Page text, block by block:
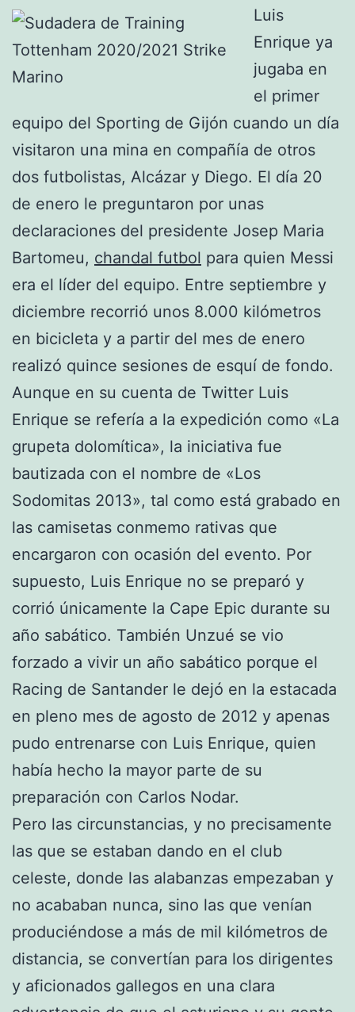
Luis
Enrique ya
jugaba en
el primer
equipo del Sporting de Gijón cuando un día
visitaron una mina en compañía de otros
dos futbolistas, Alcázar y Diego. El día 20
de enero le preguntaron por unas
declaraciones del presidente Josep Maria
Bartomeu, chandal futbol para quien Messi
era el líder del equipo. Entre septiembre y
diciembre recorrió unos 8.000 kilómetros
en bicicleta y a partir del mes de enero
realizó quince sesiones de esquí de fondo.
Aunque en su cuenta de Twitter Luis
Enrique se refería a la expedición como «La
grupeta dolomítica», la iniciativa fue
bautizada con el nombre de «Los
Sodomitas 2013», tal como está grabado en
las camisetas conmemo rativas que
encargaron con ocasión del evento. Por
supuesto, Luis Enrique no se preparó y
corrió únicamente la Cape Epic durante su
año sabático. También Unzué se vio
forzado a vivir un año sabático porque el
Racing de Santander le dejó en la estacada
en pleno mes de agosto de 2012 y apenas
pudo entrenarse con Luis Enrique, quien
había hecho la mayor parte de su
preparación con Carlos Nodar.
Pero las circunstancias, y no precisamente
las que se estaban dando en el club
celeste, donde las alabanzas empezaban y
no acababan nunca, sino las que venían
produciéndose a más de mil kilómetros de
distancia, se convertían para los dirigentes
y aficionados gallegos en una clara